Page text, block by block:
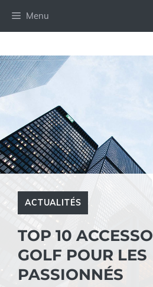
Menu
ACTUALITÉS
TOP 10
GOLF POUR LES
PASSIONNÉS